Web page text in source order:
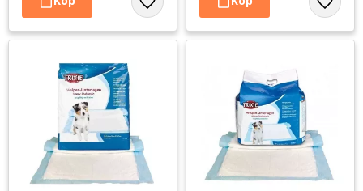
Lägg till i favoriter Lägg